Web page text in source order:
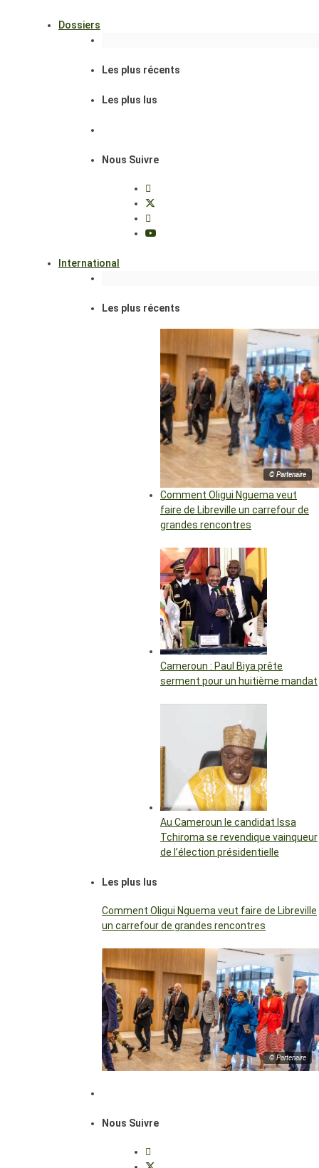
Dossiers
Les plus récents
Les plus lus
Nous Suivre
International
Les plus récents
© Partenaire
Comment Oligui Nguema veut
faire de Libreville un carrefour de
grandes rencontres
Cameroun : Paul Biya prête
serment pour un huitième mandat
Au Cameroun le candidat Issa
Tchiroma se revendique vainqueur
de l’élection présidentielle
Les plus lus
Comment Oligui Nguema veut faire de Libreville
un carrefour de grandes rencontres
© Partenaire
Nous Suivre